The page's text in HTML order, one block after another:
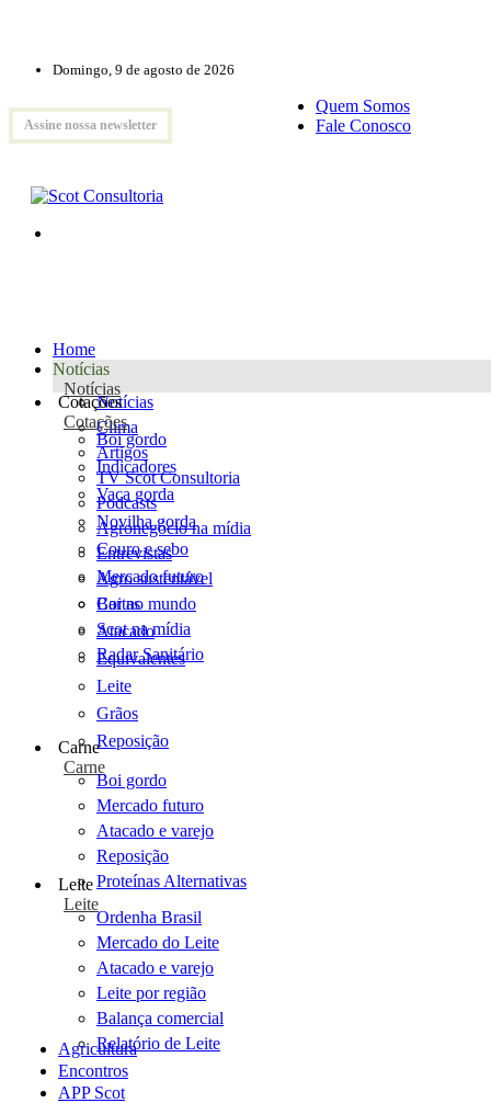
Domingo, 9 de agosto de 2026
Assine nossa newsletter
Quem Somos
Fale Conosco
Home
Notícias
Notícias
Notícias
Clima
Artigos
TV Scot Consultoria
Podcasts
Agronegócio na mídia
Entrevistas
Agro sustentável
Cartas
Scot na mídia
Radar Sanitário
Cotações
Cotações
Boi gordo
Indicadores
Vaca gorda
Novilha gorda
Couro e sebo
Mercado futuro
Boi no mundo
Atacado
Equivalentes
Leite
Grãos
Reposição
Carne
Carne
Boi gordo
Mercado futuro
Atacado e varejo
Reposição
Proteínas Alternativas
Leite
Leite
Ordenha Brasil
Mercado do Leite
Atacado e varejo
Leite por região
Balança comercial
Relatório de Leite
Agricultura
Encontros
APP Scot